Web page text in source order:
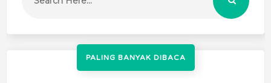
PALING BANYAK DIBACA